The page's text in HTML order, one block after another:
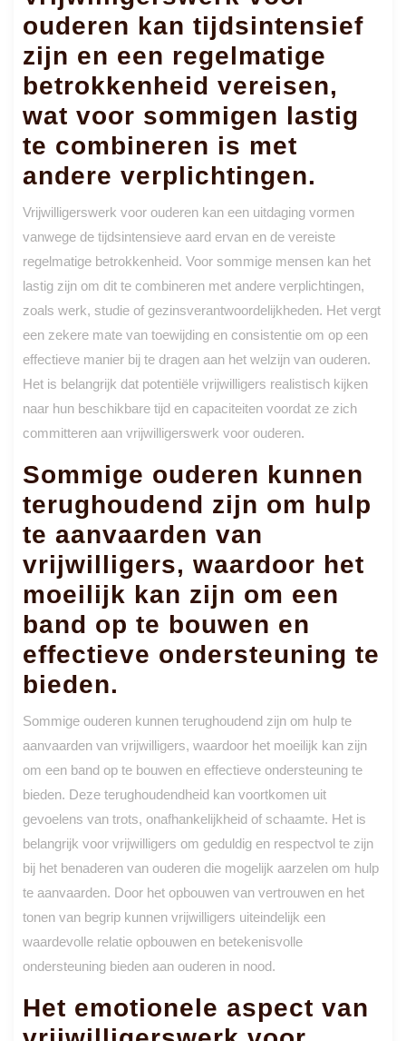
ouderen kan tijdsintensief
zijn en een regelmatige
betrokkenheid vereisen,
wat voor sommigen lastig
te combineren is met
andere verplichtingen.
Vrijwilligerswerk voor ouderen kan een uitdaging vormen
vanwege de tijdsintensieve aard ervan en de vereiste
regelmatige betrokkenheid. Voor sommige mensen kan het
lastig zijn om dit te combineren met andere verplichtingen,
zoals werk, studie of gezinsverantwoordelijkheden. Het vergt
een zekere mate van toewijding en consistentie om op een
effectieve manier bij te dragen aan het welzijn van ouderen.
Het is belangrijk dat potentiële vrijwilligers realistisch kijken
naar hun beschikbare tijd en capaciteiten voordat ze zich
committeren aan vrijwilligerswerk voor ouderen.
Sommige ouderen kunnen
terughoudend zijn om hulp
te aanvaarden van
vrijwilligers, waardoor het
moeilijk kan zijn om een
band op te bouwen en
effectieve ondersteuning te
bieden.
Sommige ouderen kunnen terughoudend zijn om hulp te
aanvaarden van vrijwilligers, waardoor het moeilijk kan zijn
om een band op te bouwen en effectieve ondersteuning te
bieden. Deze terughoudendheid kan voortkomen uit
gevoelens van trots, onafhankelijkheid of schaamte. Het is
belangrijk voor vrijwilligers om geduldig en respectvol te zijn
bij het benaderen van ouderen die mogelijk aarzelen om hulp
te aanvaarden. Door het opbouwen van vertrouwen en het
tonen van begrip kunnen vrijwilligers uiteindelijk een
waardevolle relatie opbouwen en betekenisvolle
ondersteuning bieden aan ouderen in nood.
Het emotionele aspect van